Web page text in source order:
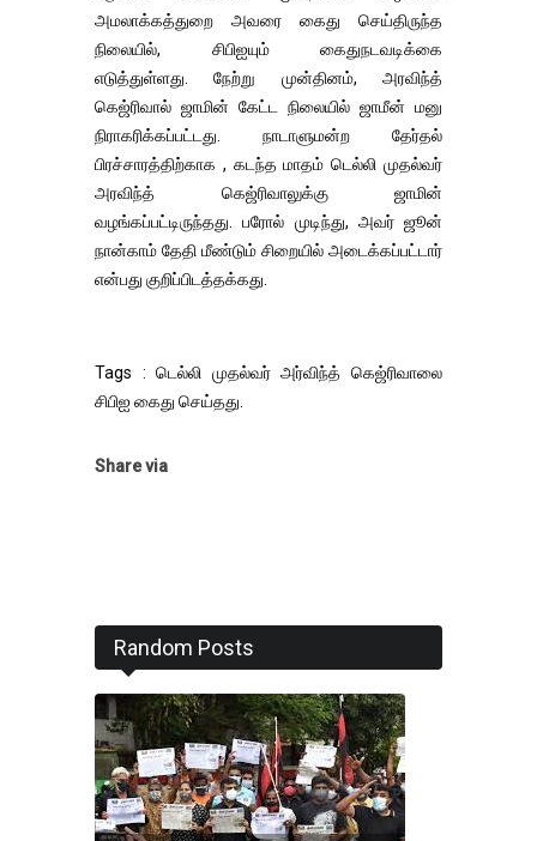
அமலாக்கத்துறை அவரை கைது செய்திருந்த
நிலையில், சிபிஐயும் கைதுநடவடிக்கை
எடுத்துள்ளது. நேற்று முன்தினம், அரவிந்த்
கெஜ்ரிவால் ஜாமின் கேட்ட நிலையில் ஜாமீன் மனு
நிராகரிக்கப்பட்டது. நாடாளுமன்ற தேர்தல்
பிரச்சாரத்திற்காக , கடந்த மாதம் டெல்லி முதல்வர்
அரவிந்த் கெஜ்ரிவாலுக்கு ஜாமின்
வழங்கப்பட்டிருந்தது. பரோல் முடிந்து, அவர் ஜூன்
நான்காம் தேதி மீண்டும் சிறையில் அடைக்கப்பட்டார்
என்பது குறிப்பிடத்தக்கது.
Tags : டெல்லி முதல்வர் அர்விந்த் கெஜ்ரிவாலை
சிபிஐ கைது செய்தது.
Share via
Random Posts